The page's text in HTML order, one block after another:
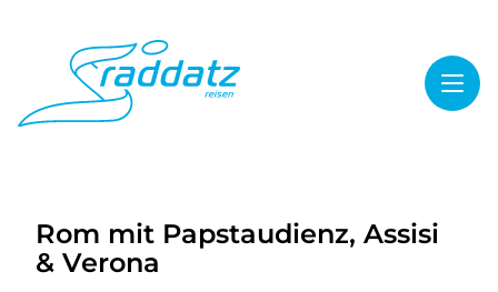
Highlights
Service
Rom mit Papstaudienz, Assisi
& Verona